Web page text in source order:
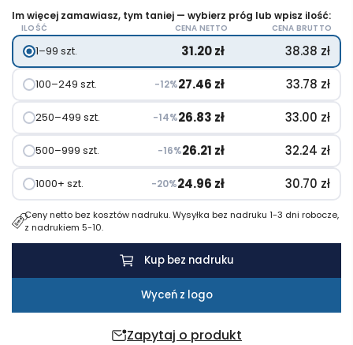
butelka
ze
stali
nierdzewnej
Trixie
Zapytaj o produkt
Im więcej zamawiasz, tym taniej — wybierz próg lub wpisz ilość:
ILOŚĆ CENA NETTO CENA BRUTTO
1–99 szt. 31.20zł 38.38 zł
100–249 szt. −12%27.46 zł 33.78 zł
250–499 szt. −14%26.83 zł 33.00 zł
500–999 szt. −16%26.21 zł 32.24 zł
1000+ szt. −20%24.96 zł 30.70 zł
Ceny netto bez kosztów nadruku. Wysyłka bez nadruku 1-3 dni robocze,
z nadrukiem 5-10.
Kup bez nadruku
Wyceń z logo